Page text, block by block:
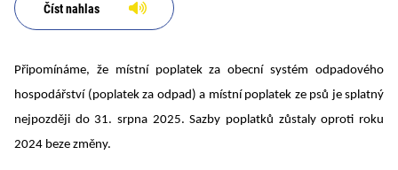
Číst nahlas
Připomínáme, že místní poplatek za obecní systém odpadového
hospodářství (poplatek za odpad) a místní poplatek ze psů je splatný
nejpozději do 31. srpna 2025. Sazby poplatků zůstaly oproti roku
2024 beze změny.